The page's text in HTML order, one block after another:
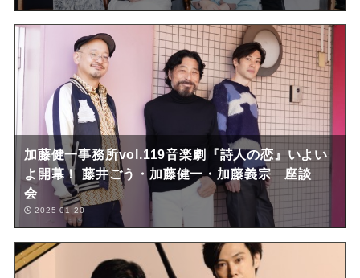
加藤健一事務所vol.119音楽劇『詩人の恋』いよい
よ開幕！ 藤井ごう・加藤健一・加藤義宗 座談
会
2025-01-20